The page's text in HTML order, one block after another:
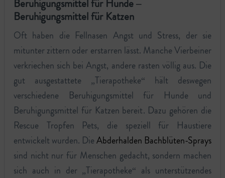
Beruhigungsmittel für Hunde –
Beruhigungsmittel für Katzen
Oft haben die Fellnasen Angst und Stress, der sie
mitunter zittern oder erstarren lässt. Manche Vierbeiner
verkriechen sich bei Angst, andere rasten völlig aus. Die
gut ausgestattete „Tierapotheke“ hält deswegen
verschiedene Beruhigungsmittel für Hunde und
Beruhigungsmittel für Katzen bereit. Dazu gehören die
Rescue Tropfen Pets, die speziell für Haustiere
entwickelt wurden. DieAbderhalden Bachblüten-Sprays
sind nicht nur für Menschen gedacht, sondern machen
sich auch in der „Tierapotheke“ als unterstützendes